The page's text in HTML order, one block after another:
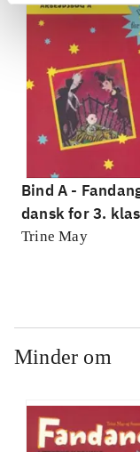
Bind A -
dansk for 3.
grundbog --
Trine May
Minder om